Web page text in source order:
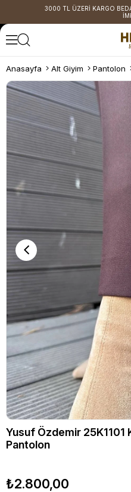
3000 TL ÜZERİ KARGO
Anasayfa Alt Giyim Pantolon
Yusuf Özdemir 25K1101
Pantolon
₺2.800,00